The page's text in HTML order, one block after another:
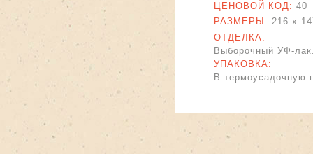
ЦЕНОВОЙ КОД: 40
РАЗМЕРЫ: 216 x
ОТДЕЛКА:
Выборочный УФ-
УПАКОВКА:
В термоусадочную